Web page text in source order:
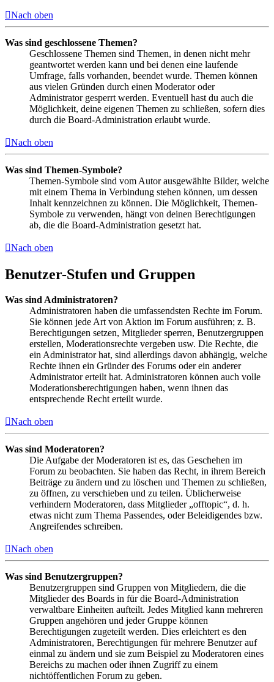
Nach oben
Was sind geschlossene Themen?
Geschlossene Themen sind Themen, in denen nicht mehr
geantwortet werden kann und bei denen eine laufende
Umfrage, falls vorhanden, beendet wurde. Themen können
aus vielen Gründen durch einen Moderator oder
Administrator gesperrt werden. Eventuell hast du auch die
Möglichkeit, deine eigenen Themen zu schließen, sofern dies
durch die Board-Administration erlaubt wurde.
Nach oben
Was sind Themen-Symbole?
Themen-Symbole sind vom Autor ausgewählte Bilder, welche
mit einem Thema in Verbindung stehen können, um dessen
Inhalt kennzeichnen zu können. Die Möglichkeit, Themen-
Symbole zu verwenden, hängt von deinen Berechtigungen
ab, die die Board-Administration gesetzt hat.
Nach oben
Benutzer-Stufen und Gruppen
Was sind Administratoren?
Administratoren haben die umfassendsten Rechte im Forum.
Sie können jede Art von Aktion im Forum ausführen; z. B.
Berechtigungen setzen, Mitglieder sperren, Benutzergruppen
erstellen, Moderationsrechte vergeben usw. Die Rechte, die
ein Administrator hat, sind allerdings davon abhängig, welche
Rechte ihnen ein Gründer des Forums oder ein anderer
Administrator erteilt hat. Administratoren können auch volle
Moderationsberechtigungen haben, wenn ihnen das
entsprechende Recht erteilt wurde.
Nach oben
Was sind Moderatoren?
Die Aufgabe der Moderatoren ist es, das Geschehen im
Forum zu beobachten. Sie haben das Recht, in ihrem Bereich
Beiträge zu ändern und zu löschen und Themen zu schließen,
zu öffnen, zu verschieben und zu teilen. Üblicherweise
verhindern Moderatoren, dass Mitglieder „offtopic“, d. h.
etwas nicht zum Thema Passendes, oder Beleidigendes bzw.
Angreifendes schreiben.
Nach oben
Was sind Benutzergruppen?
Benutzergruppen sind Gruppen von Mitgliedern, die die
Mitglieder des Boards in für die Board-Administration
verwaltbare Einheiten aufteilt. Jedes Mitglied kann mehreren
Gruppen angehören und jeder Gruppe können
Berechtigungen zugeteilt werden. Dies erleichtert es den
Administratoren, Berechtigungen für mehrere Benutzer auf
einmal zu ändern und sie zum Beispiel zu Moderatoren eines
Bereichs zu machen oder ihnen Zugriff zu einem
nichtöffentlichen Forum zu geben.